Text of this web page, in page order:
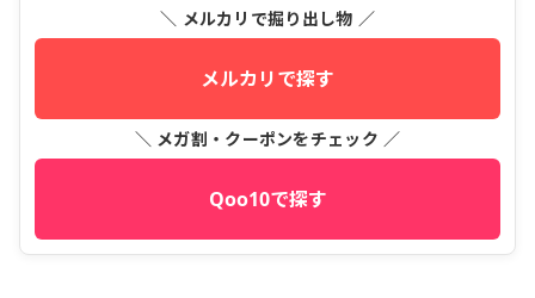
＼ メルカリで掘り出し物 ／
メルカリで探す
＼ メガ割・クーポンをチェック ／
Qoo10で探す